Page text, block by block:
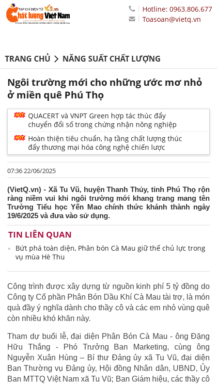
Hotline: 0963.806.677
Toasoan@vietq.vn
TRANG CHỦ NĂNG SUẤT CHẤT LƯỢNG
Ngôi trường mới cho những ước mơ nhỏ
ở miền quê Phú Thọ
QUACERT và VNPT Green hợp tác thúc đẩy
chuyển đổi số trong chứng nhận nông nghiệp
Hoàn thiện tiêu chuẩn, hạ tầng chất lượng thúc
đẩy thương mại hóa công nghệ chiến lược
07:36 22/06/2025
(VietQ.vn) - Xã Tu Vũ, huyện Thanh Thủy, tỉnh Phú Thọ rộn
ràng niềm vui khi ngôi trường mới khang trang mang tên
Trường Tiểu học Yến Mao chính thức khánh thành ngày
19/6/2025 và đưa vào sử dụng.
TIN LIÊN QUAN
Bứt phá toàn diện, Phân bón Cà Mau giữ thế chủ lực trong
vụ mùa Hè Thu
Công trình được xây dựng từ nguồn kinh phí 5 tỷ đồng do
Công ty Cổ phần Phân Bón Dầu Khí Cà Mau tài trợ, là món
quà đầy ý nghĩa dành cho thầy cô và các em nhỏ vùng quê
còn nhiều khó khăn này.
Tham dự buổi lễ, đại diện Phân Bón Cà Mau - ông Đặng
Hữu Thắng - Phó Trưởng Ban Marketing, cùng ông
Nguyễn Xuân Hùng – Bí thư Đảng ủy xã Tu Vũ, đại diện
Ban Thường vụ Đảng ủy, Hội đồng Nhân dân, UBND, Ủy
Ban MTTQ Việt Nam xã Tu Vũ; Ban Giám hiệu, các thầy cô